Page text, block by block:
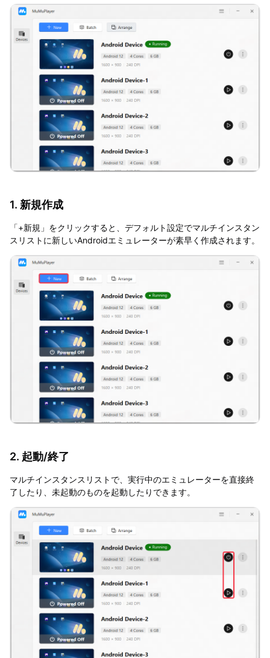
1. 新規作成
「+新規」をクリックすると、デフォルト設定でマルチインスタン
スリストに新しいAndroidエミュレーターが素早く作成されます。
2. 起動/終了
マルチインスタンスリストで、実行中のエミュレーターを直接終
了したり、未起動のものを起動したりできます。